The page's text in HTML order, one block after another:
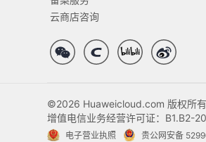
云商店咨询
©2026 Huaweicloud.com 版权所有
增值电信业务经营许可证：B1.B2-
电子营业执照 贵公网安备